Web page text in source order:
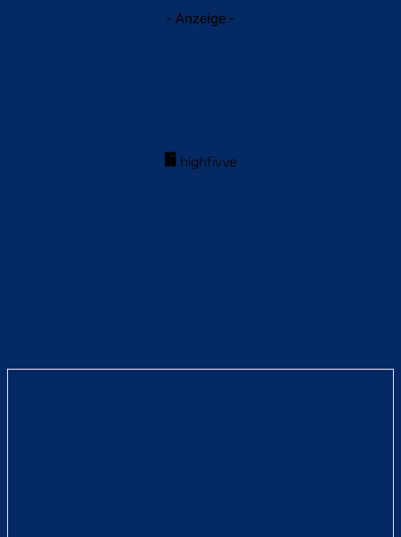
- Anzeige -